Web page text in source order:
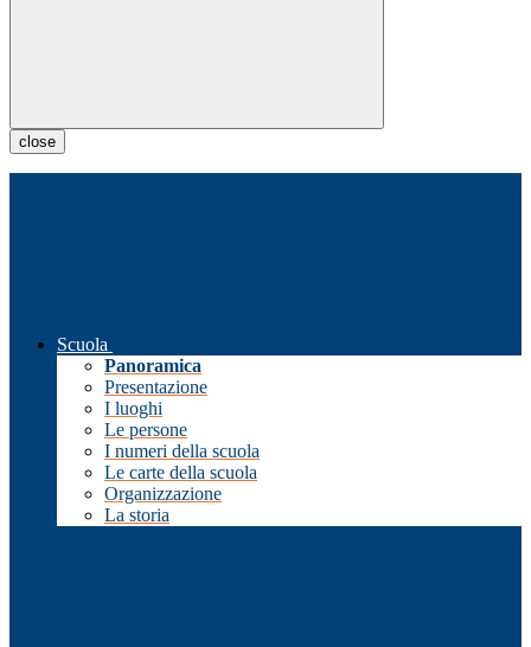
close
Scuola
Panoramica
Presentazione
I luoghi
Le persone
I numeri della scuola
Le carte della scuola
Organizzazione
La storia